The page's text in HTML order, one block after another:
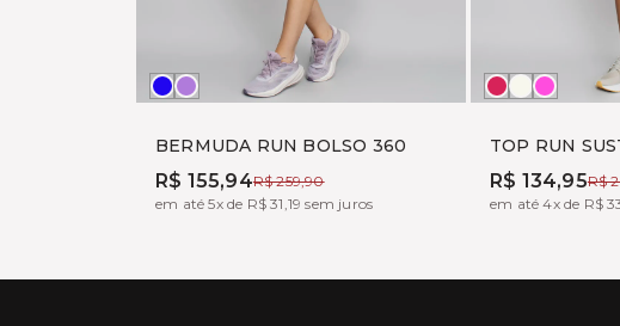
BERMUDA RUN BOLSO 360
R$ 155,94R$ 259,90
em até 5x de R$ 31,19 sem juros
MARINHO
LAVANDA
TOP RUN
R$ 134,95R$
em até 4x de R$
BOHEME
OFFTONIC